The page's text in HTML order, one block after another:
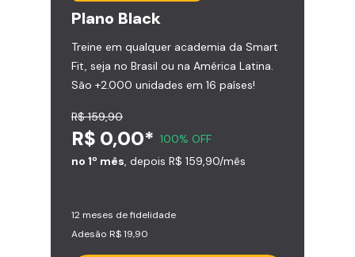
Plano Black
Treine em qualquer academia da Smart
Fit, seja no Brasil ou na América Latina.
São +2.000 unidades em 16 países!
R$ 159,90
R$ 0,00* 100% OFF
no 1º mês, depois R$ 159,90/mês
12 meses de fidelidade
Adesão R$ 19,90